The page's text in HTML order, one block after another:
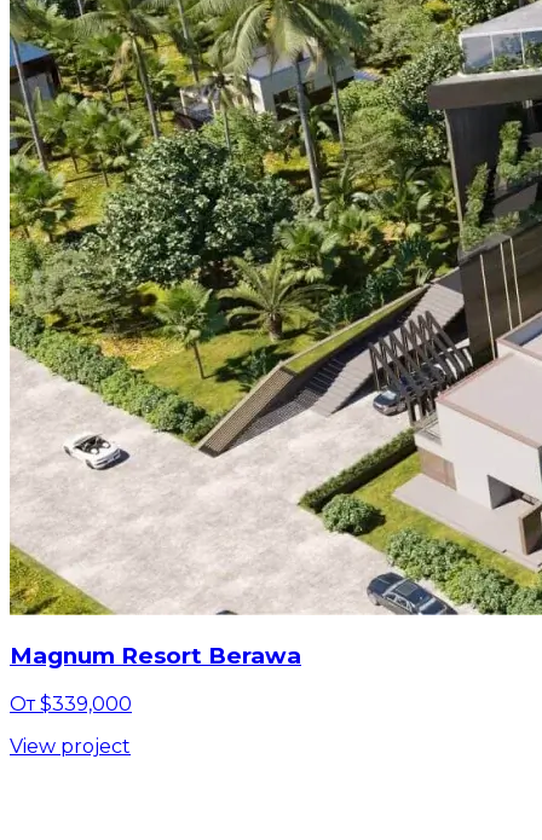
Magnum Resort Berawa
От $339,000
View project